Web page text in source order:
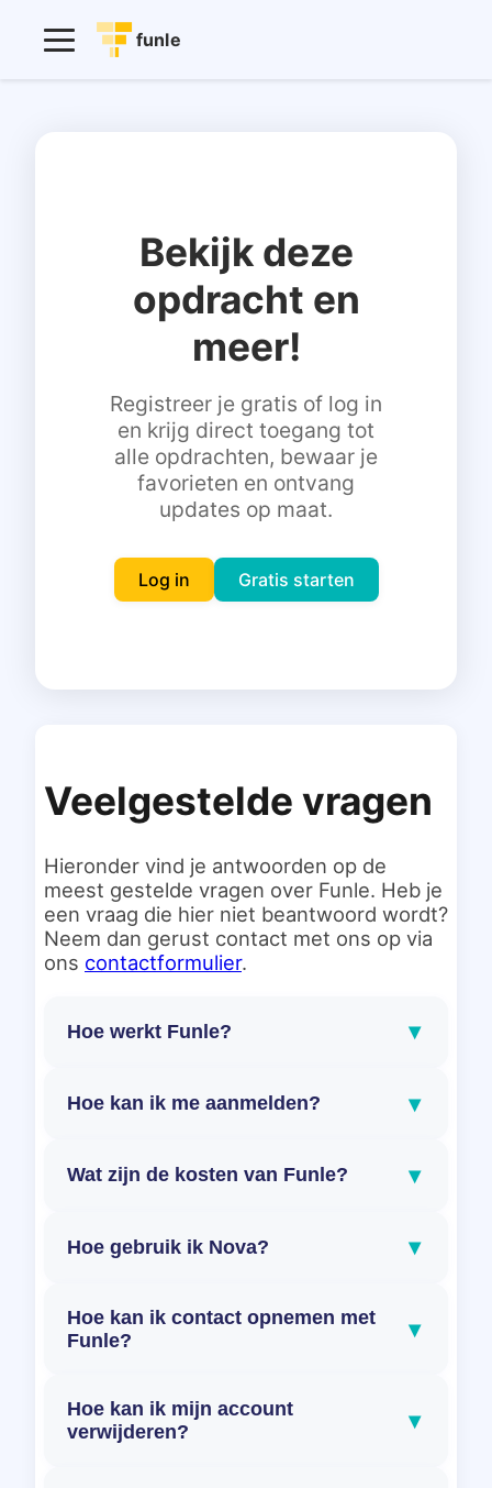
funle
Inloggen
Gratis starten
Bekijk deze
opdracht en
meer!
Registreer je gratis of log in
en krijg direct toegang tot
alle opdrachten, bewaar je
favorieten en ontvang
updates op maat.
Log in Gratis starten
Veelgestelde vragen
Hieronder vind je antwoorden op de
meest gestelde vragen over Funle. Heb je
een vraag die hier niet beantwoord wordt?
Neem dan gerust contact met ons op via
ons contactformulier.
Hoe werkt Funle? ▾
Hoe kan ik me aanmelden? ▾
Wat zijn de kosten van Funle? ▾
Hoe gebruik ik Nova? ▾
Hoe kan ik contact opnemen met
Funle?
▾
Hoe kan ik mijn account
verwijderen?
▾